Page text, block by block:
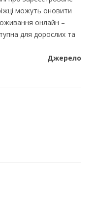
можуть оновити
онлайн –
для дорослих та
Джерело